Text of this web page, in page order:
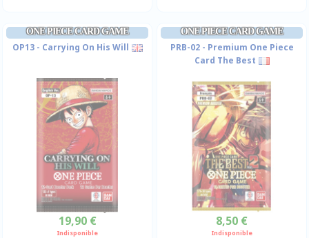
ONE PIECE CARD GAME
OP13 - Carrying On His Will
19,90 €
Indisponible
ONE PIECE CARD GAME
PRB-02 - Premium One Piece
Card The Best
8,50 €
Indisponible